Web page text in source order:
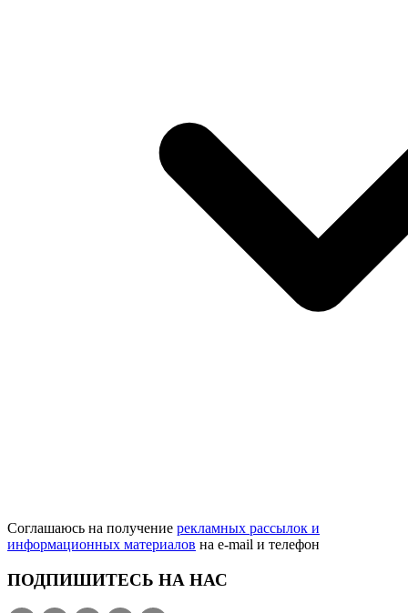
Соглашаюсь на получение рекламных рассылок и
информационных материалов на e‑mail и телефон
ПОДПИШИТЕСЬ НА НАС